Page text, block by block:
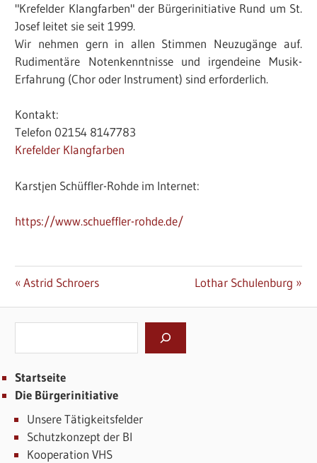
"Krefelder Klangfarben" der Bürgerinitiative Rund um St.
Josef leitet sie seit 1999.
Wir nehmen gern in allen Stimmen Neuzugänge auf.
Rudimentäre Notenkenntnisse und irgendeine Musik-
Erfahrung (Chor oder Instrument) sind erforderlich.
Kontakt:
Telefon 02154 8147783
Krefelder Klangfarben
Karstjen Schüffler-Rohde im Internet:
https://www.schueffler-rohde.de/
Beitrags-
Navigation
Vorheriger
Astrid Schroers
Nächster
Lothar Schulenburg
Startseite
Die Bürgerinitiative
Unsere Tätigkeitsfelder
Schutzkonzept der BI
Kooperation VHS